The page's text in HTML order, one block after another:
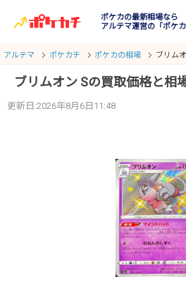
ポケカの最新相場なら
アルテマ運営の「ポケカ
アルテマ ポケカチ ポケカの相場 ブリム
ブリムオン Sの買取価格と相
更新日:2026年8月6日11:48